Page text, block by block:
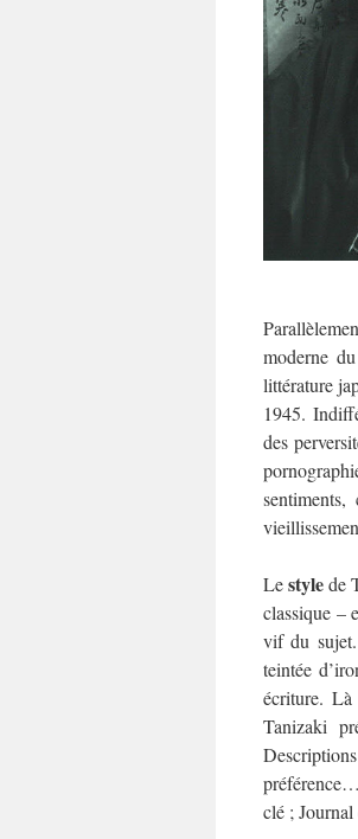
moderne du
littérature
1945.
des
Lestylede
classique –
vif du
teintée
écriture. Là
Tanizaki
clé ;